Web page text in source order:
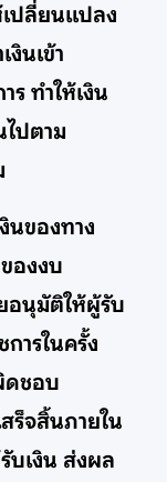
ปลี่ยนแปลง
งินเข้า
ร ทำให้เงิน
ไปตาม
นของทาง
องงบ
อนุมัติให้ผู้รับ
ารในครั้ง
ดชอบ
สร็จสิ้นภายใน
บเงิน ส่งผล